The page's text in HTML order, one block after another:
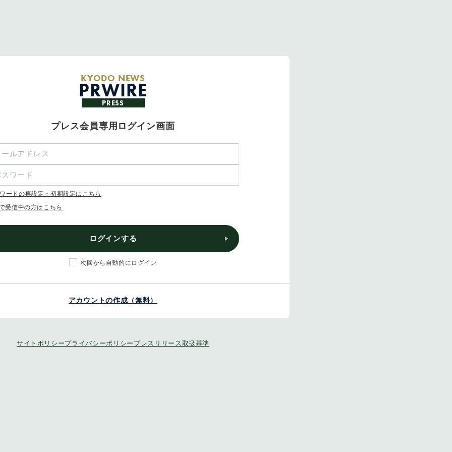
KYODO NEWS
PRWIRE
PRESS
プレス会員専用ログイン画面
ードの再設定・初期設定はこちら
受信中の方はこちら
ログインする
次回から自動的にログイン
アカウントの作成（無料）
サイトポリシープライバシーポリシー プレスリリース取扱基準